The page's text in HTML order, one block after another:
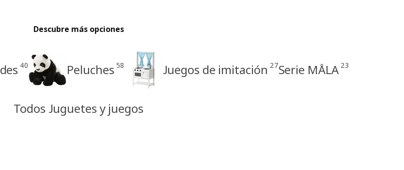
Descubre más opciones
40 Peluches 58 Juegos de imitación 27Serie MÅLA 23
Todos Juguetes y juegos